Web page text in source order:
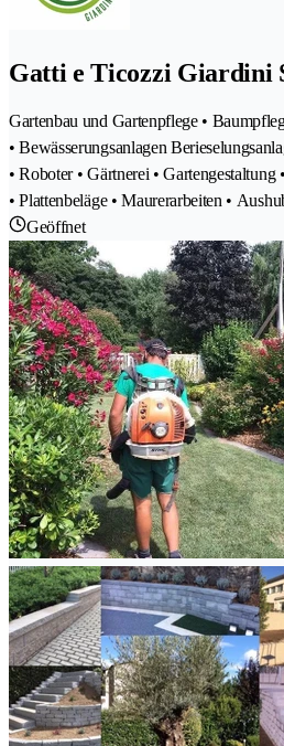
Gatti e Ticozzi Giardini
Gartenbau und Gartenpflege •
• Bewässerungsanlagen
• Roboter • Gärtnerei • Gartengestaltung
• Plattenbeläge • Maurerarbeiten •
Geöffnet